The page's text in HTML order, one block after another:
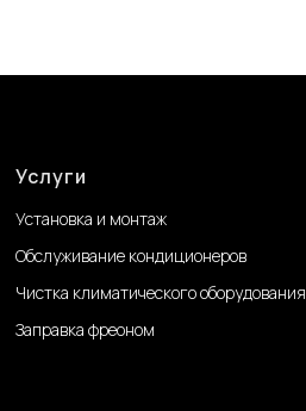
Услуги
Установка и монтаж
Обслуживание кондиционеров
Чистка климатического оборудования
Заправка фреоном